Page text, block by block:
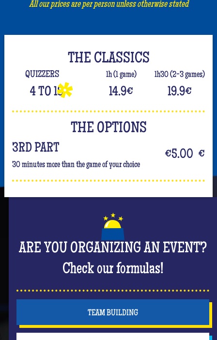
All our prices are per person unless otherwise stated
THE CLASSICS
QUIZZERS 1h (1 game) 1h30 (2-3 games)
4 TO 18 14.9€ 19.9€
THE OPTIONS
3RD PART
30 minutes more than the game of your choice
€5.00 €
ARE YOU ORGANIZING AN EVENT?
Check our formulas!
TEAM BUILDING